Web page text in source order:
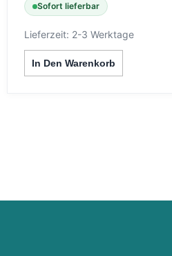
Sofort lieferbar
Lieferzeit: 2-3 Werktage
In Den Warenkorb